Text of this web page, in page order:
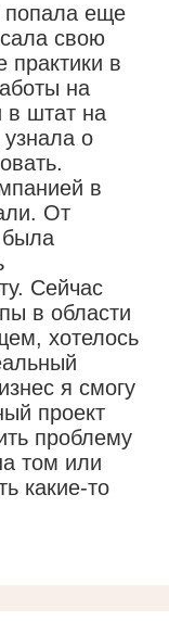
попала еще
свою
практики в
на
в штат на
о
в
От
была
Сейчас
в области
хотелось
я смогу
проект
проблему
том или
какие-то